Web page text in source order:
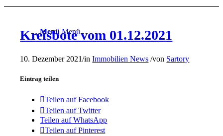
Menü Menü
Kreisbote vom 01.12.2021
10. Dezember 2021/inImmobilien News /von Sartory
Eintrag teilen
Teilen auf Facebook
Teilen auf Twitter
Teilen auf WhatsApp
Teilen auf Pinterest